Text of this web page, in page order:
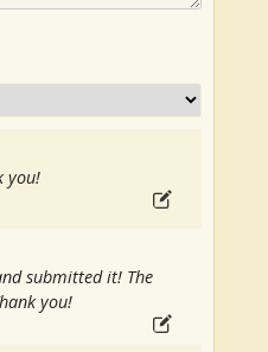
you!
submitted it! The
you!